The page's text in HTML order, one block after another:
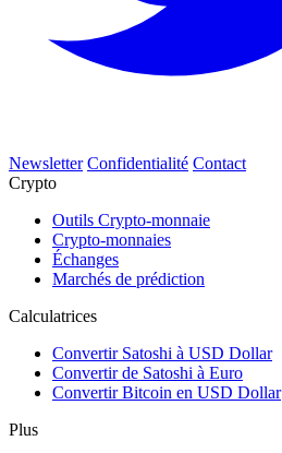
Newsletter Confidentialité Contact
Crypto
Outils Crypto-monnaie
Crypto-monnaies
Échanges
Marchés de prédiction
Calculatrices
Convertir Satoshi à USD Dollar
Convertir de Satoshi à Euro
Convertir Bitcoin en USD Dollar
Plus